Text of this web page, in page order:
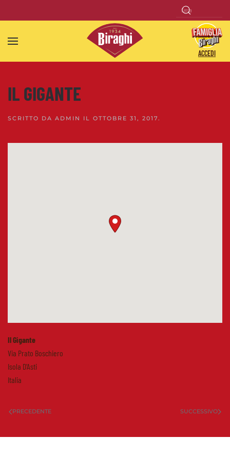
Skip to main content
ACCEDI
IL GIGANTE
SCRITTO DA ADMIN IL OTTOBRE 31, 2017.
Il Gigante
Via Prato Boschiero
Isola D'Asti
Italia
PRECEDENTE SUCCESSIVO